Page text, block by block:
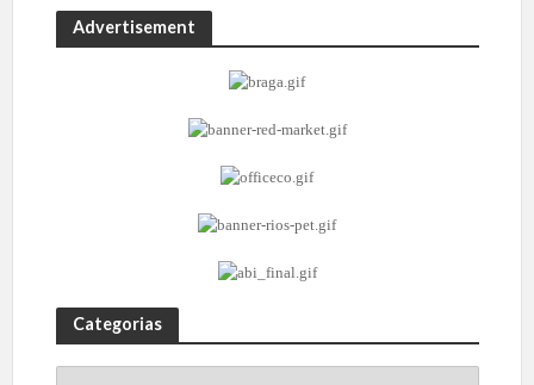
Advertisement
Categorias